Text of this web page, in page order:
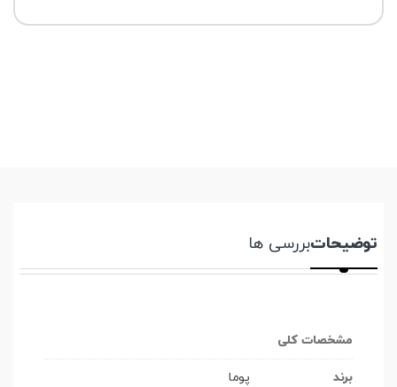
توضیحاتبررسی ها
مشخصات کلی
برند پوما